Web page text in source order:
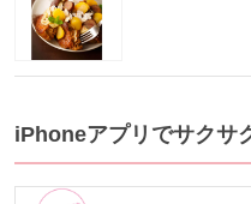
iPhoneアプリでサクサ